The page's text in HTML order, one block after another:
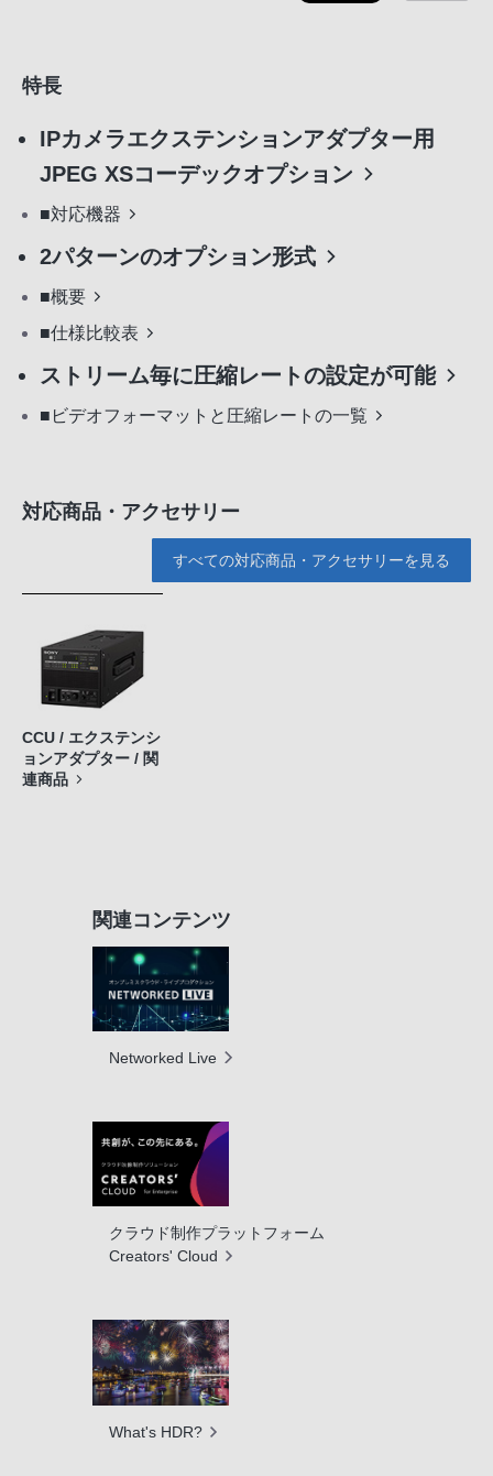
特長
IPカメラエクステンションアダプター用
JPEG XSコーデックオプション
■対応機器
2パターンのオプション形式
■概要
■仕様比較表
ストリーム毎に圧縮レートの設定が可能
■ビデオフォーマットと圧縮レートの一覧
対応商品・アクセサリー
すべての対応商品・アクセサリーを見る
CCU / エクステンシ
ョンアダプター / 関
連商品
関連コンテンツ
Networked Live
クラウド制作プラットフォーム
Creators' Cloud
What's HDR?